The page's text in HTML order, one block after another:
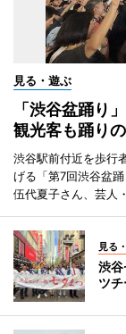
見る・遊ぶ
「渋谷盆踊
観光客も踊り
渋谷駅前付近を歩行
げる「第7回渋谷盆
伍代夏子さん、芸人
見る
渋
ツ